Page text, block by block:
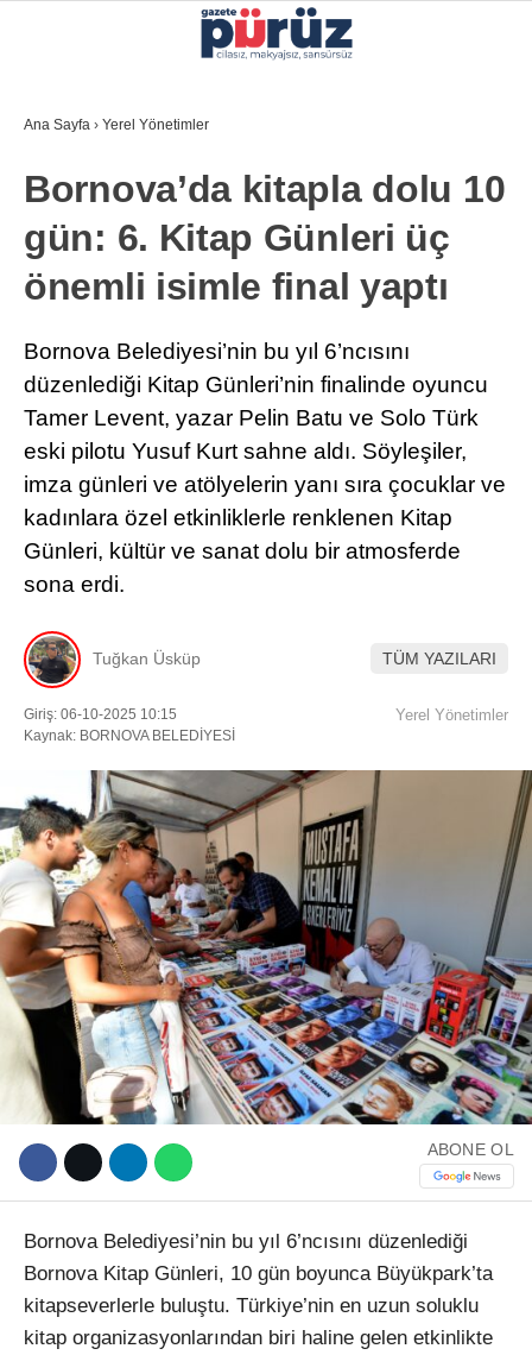
Youtube
TikTok
YEREL YÖNETIMLER
GÜNCEL
EKONOMI
SAĞLIK
SPOR
DIĞER
Ana Sayfa › Yerel Yönetimler
Bornova’da kitapla dolu 10
gün: 6. Kitap Günleri üç
önemli isimle final yaptı
Bornova Belediyesi’nin bu yıl 6’ncısını
düzenlediği Kitap Günleri’nin finalinde oyuncu
Tamer Levent, yazar Pelin Batu ve Solo Türk
eski pilotu Yusuf Kurt sahne aldı. Söyleşiler,
imza günleri ve atölyelerin yanı sıra çocuklar ve
kadınlara özel etkinliklerle renklenen Kitap
Günleri, kültür ve sanat dolu bir atmosferde
sona erdi.
Tuğkan Üsküp TÜM YAZILARI
Giriş: 06-10-2025 10:15
Kaynak: BORNOVA BELEDİYESİ
Yerel Yönetimler
ABONE OL
Bornova Belediyesi’nin bu yıl 6’ncısını düzenlediği
Bornova Kitap Günleri, 10 gün boyunca Büyükpark’ta
kitapseverlerle buluştu. Türkiye’nin en uzun soluklu
kitap organizasyonlarından biri haline gelen etkinlikte